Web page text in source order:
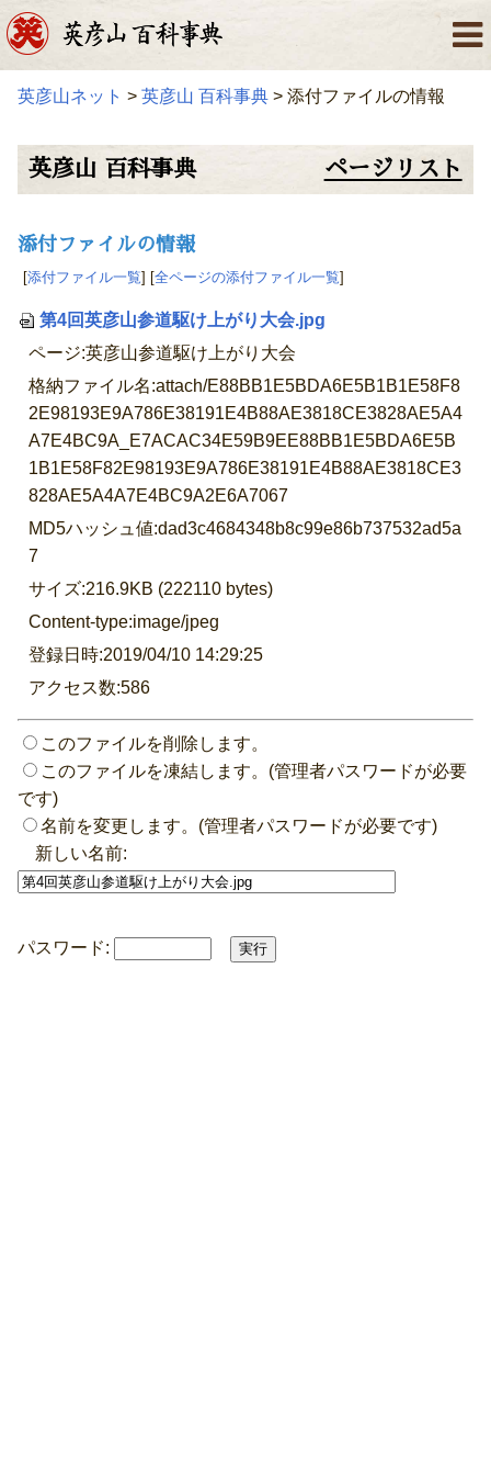
英彦山ネット > 英彦山 百科事典 > 添付ファイルの情報
英彦山 百科事典 ページリスト
添付ファイルの情報
[添付ファイル一覧] [全ページの添付ファイル一覧]
第4回英彦山参道駆け上がり大会.jpg
ページ:英彦山参道駆け上がり大会
格納ファイル名:attach/E88BB1E5BDA6E5B1B1E58F8
2E98193E9A786E38191E4B88AE3818CE3828AE5A4
A7E4BC9A_E7ACAC34E59B9EE88BB1E5BDA6E5B
1B1E58F82E98193E9A786E38191E4B88AE3818CE3
828AE5A4A7E4BC9A2E6A7067
MD5ハッシュ値:dad3c4684348b8c99e86b737532ad5a
7
サイズ:216.9KB (222110 bytes)
Content-type:image/jpeg
登録日時:2019/04/10 14:29:25
アクセス数:586
このファイルを削除します。
このファイルを凍結します。(管理者パスワードが必要
です)
名前を変更します。(管理者パスワードが必要です)
新しい名前:
パスワード: